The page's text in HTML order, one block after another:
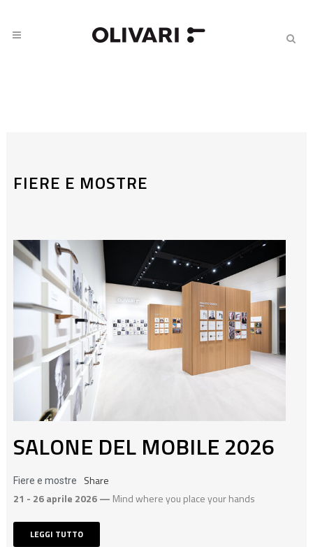
FIERE E MOSTRE
SALONE DEL MOBILE 2026
Fiere e mostre
Share
21 - 26 aprile 2026 — Mind where you place your hands
LEGGI TUTTO